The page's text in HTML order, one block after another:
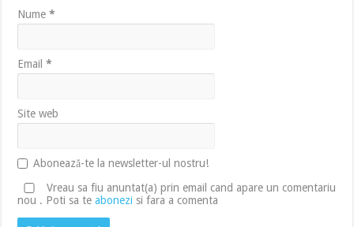
Nume*
Email*
Site web
Abonează-te la newsletter-ul nostru!
Vreau sa fiu anuntat(a) prin email cand apare un comentariu
nou . Poti sa teabonezi si fara a comenta